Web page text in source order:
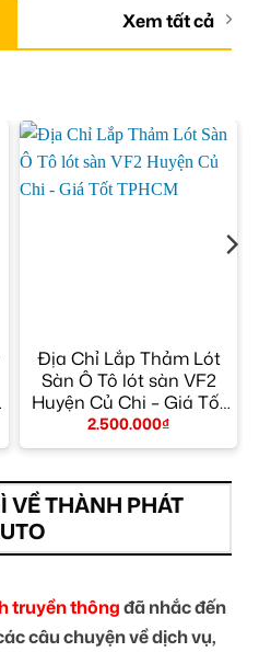
Xem tất cả
Địa Chỉ Lắp Thảm Lót
Sàn Ô Tô lót sàn VF2
Huyện Củ Chi – Giá Tốt
TPHCM
2.500.000₫
VỀ THÀNH PHÁT
truyền thôngđã nhắc đến
câu chuyện về dịch vụ,